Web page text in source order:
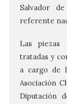
Salvador
referente
Las piezas
tratadas y
a cargo de
Asociación
Diputación